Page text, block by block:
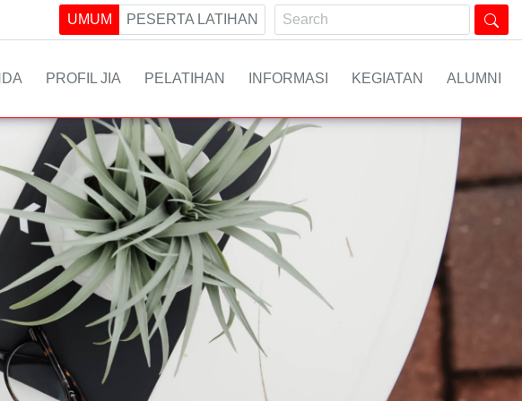
UMUM PESERTA LATIHAN
PROFIL JIA PELATIHAN INFORMASI KEGIATAN ALUMNI